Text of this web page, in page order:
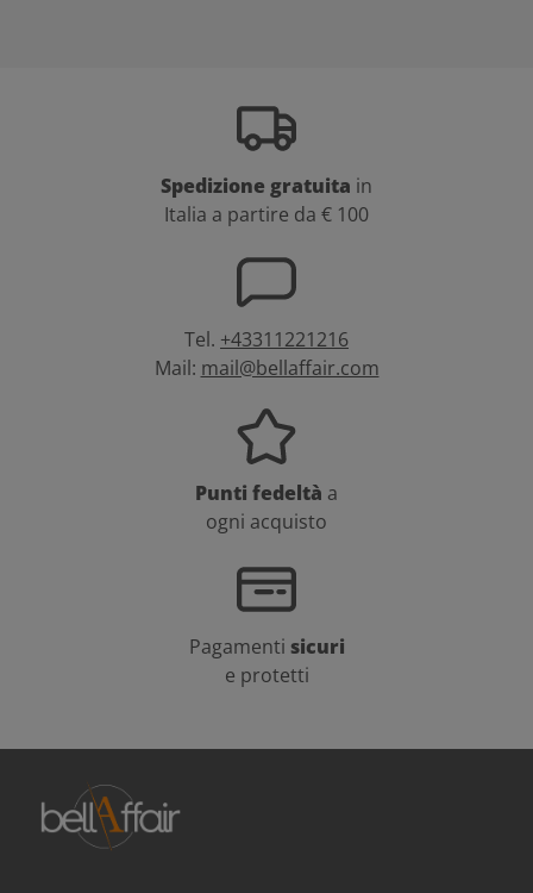
Spedizione gratuita in
Italia a partire da € 100
Tel. +43311221216
Mail: mail@bellaffair.com
Punti fedeltà a
ogni acquisto
Pagamenti sicuri
e protetti